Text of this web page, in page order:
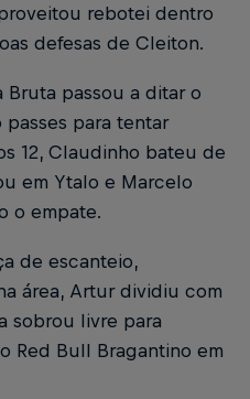
rebotei dentro
defesas de Cleiton.
Bruta passou a ditar o
para tentar
12, Claudinho bateu de
em Ytalo e Marcelo
o empate.
de escanteio,
área, Artur dividiu com
sobrou livre para
Red Bull Bragantino em